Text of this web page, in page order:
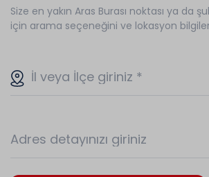
Size en yakın Aras Burası noktası ya da
için arama seçeneğini ve lokasyon
İl veya İlçe giriniz *
Adres detayınızı giriniz